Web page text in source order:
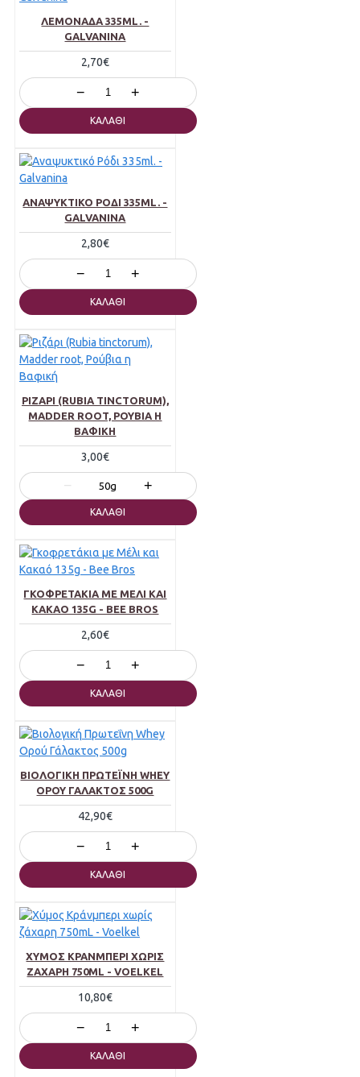
ΛΕΜΟΝΆΔΑ 335ML. -
GALVANINA
2,70€
− +
ΚΑΛΆΘΙ
ΑΝΑΨΥΚΤΙΚΌ ΡΌΔΙ 335ML. -
GALVANINA
2,80€
− +
ΚΑΛΆΘΙ
ΡΙΖΆΡΙ (RUBIA TINCTORUM),
MADDER ROOT, ΡΟΎΒΙΑ Η
ΒΑΦΙΚΉ
3,00€
− 50g +
ΚΑΛΆΘΙ
ΓΚΟΦΡΕΤΆΚΙΑ ΜΕ ΜΈΛΙ ΚΑΙ
ΚΑΚΑΌ 135G - BEE BROS
2,60€
− +
ΚΑΛΆΘΙ
ΒΙΟΛΟΓΙΚΉ ΠΡΩΤΕΪ́ΝΗ WHEY
ΟΡΟΎ ΓΆΛΑΚΤΟΣ 500G
42,90€
− +
ΚΑΛΆΘΙ
ΧΎΜΟΣ ΚΡΆΝΜΠΕΡΙ ΧΩΡΊΣ
ΖΆΧΑΡΗ 750ML - VOELKEL
10,80€
− +
ΚΑΛΆΘΙ